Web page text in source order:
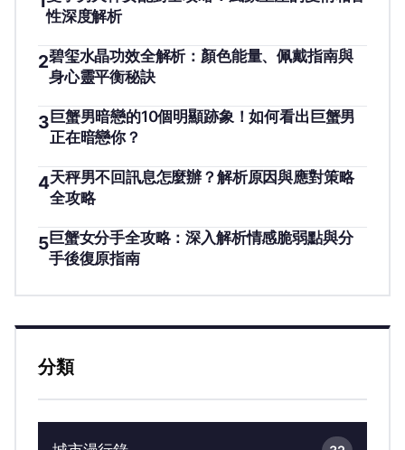
性深度解析
2碧玺水晶功效全解析：顏色能量、佩戴指南與
身心靈平衡秘訣
3巨蟹男暗戀的10個明顯跡象！如何看出巨蟹男
正在暗戀你？
4天秤男不回訊息怎麼辦？解析原因與應對策略
全攻略
5巨蟹女分手全攻略：深入解析情感脆弱點與分
手後復原指南
分類